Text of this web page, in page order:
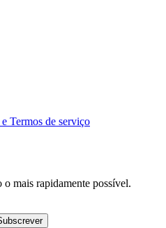
Termos de serviço
mais rapidamente possível.